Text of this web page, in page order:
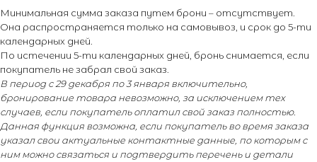
Минимальная сумма заказа путем брони – отсутствует.
Она распространяется только на самовывоз, и срок до 5-ти
календарных дней.
По истечении 5-ти календарных дней, бронь снимается, если
покупатель не забрал свой заказ.
В период с 29 декабря по 3 января включительно,
бронирование товара невозможно, за исключением тех
случаев, если покупатель оплатил свой заказ полностью.
Данная функция возможна, если покупатель во время заказа
указал свои актуальные контактные данные, по которым с
ним можно связаться и подтвердить перечень и детали